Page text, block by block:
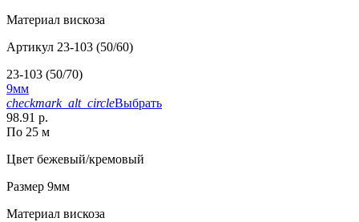
Материал вискоза
Артикул 23-103 (50/60)
23-103 (50/70)
9мм
checkmark_alt_circleВыбрать
98.91 р.
По 25 м
Цвет бежевый/кремовый
Размер 9мм
Материал вискоза